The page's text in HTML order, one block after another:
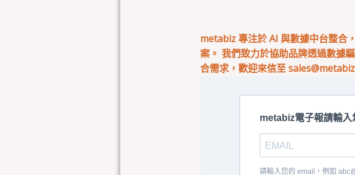
metabiz 專注於 AI 與數據中台整合
案。 我們致力於協助品牌透過數據
合需求，歡迎來信至
metabiz電子報請輸入
請輸入您的 email，例如